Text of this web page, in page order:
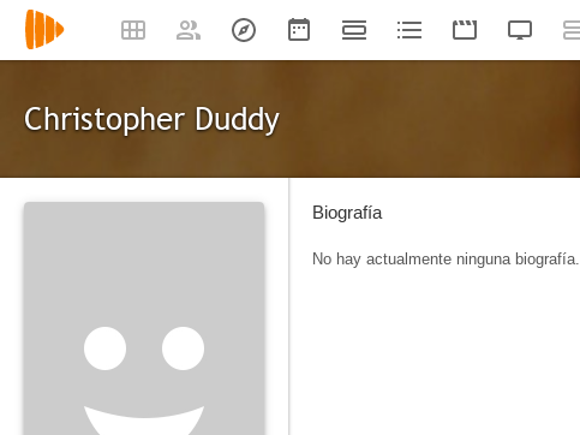
Christopher Duddy
Biografía
No hay actualmente ninguna biografía.